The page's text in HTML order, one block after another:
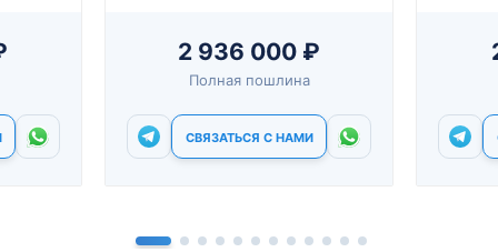
2 936 000 ₽
Полная пошлина
СВЯЗАТЬСЯ С НАМИ